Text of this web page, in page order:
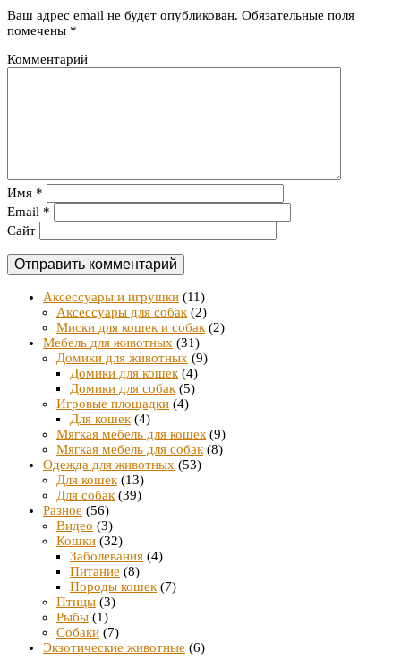
Ваш адрес email не будет опубликован. Обязательные поля
помечены *
Комментарий
Имя *
Email *
Сайт
Аксессуары и игрушки (11)
Аксессуары для собак(2)
Миски для кошек и собак(2)
Мебель для животных (31)
Домики для животных (9)
Домики для кошек(4)
Домики для собак(5)
Игровые площадки (4)
Для кошек(4)
Мягкая мебель для кошек(9)
Мягкая мебель для собак(8)
Одежда для животных (53)
Для кошек(13)
Для собак(39)
Разное (56)
Видео (3)
Кошки (32)
Заболевания (4)
Питание (8)
Породы кошек(7)
Птицы (3)
Рыбы (1)
Собаки (7)
Экзотические животные (6)